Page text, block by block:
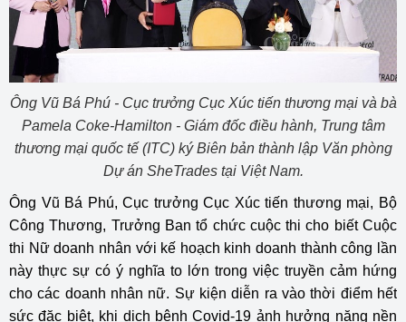
Ông Vũ Bá Phú - Cục trưởng Cục Xúc tiến thương mại và bà
Pamela Coke-Hamilton - Giám đốc điều hành, Trung tâm
thương mại quốc tế (ITC) ký Biên bản thành lập Văn phòng
Dự án SheTrades tại Việt Nam.
Ông Vũ Bá Phú, Cục trưởng Cục Xúc tiến thương mại, Bộ
Công Thương, Trưởng Ban tổ chức cuộc thi cho biết Cuộc
thi Nữ doanh nhân với kế hoạch kinh doanh thành công lần
này thực sự có ý nghĩa to lớn trong việc truyền cảm hứng
cho các doanh nhân nữ. Sự kiện diễn ra vào thời điểm hết
sức đặc biệt, khi dịch bệnh Covid-19 ảnh hưởng nặng nền